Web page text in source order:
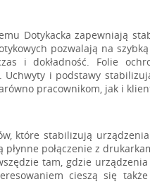
Dotykacka zapewniają
pozwalają na
i dokładność. Folie
Uchwyty i podstawy
pracownikom, jak i
które stabilizują
połączenie z
tam, gdzie
cieszą się